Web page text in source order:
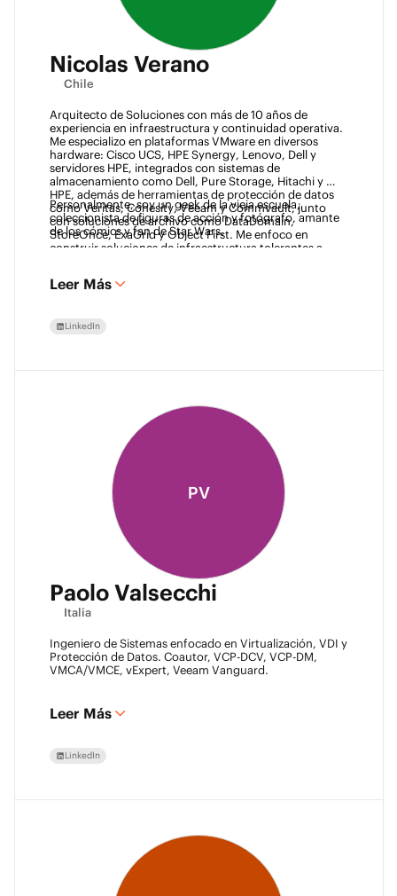
Nicolas Verano
Chile
Arquitecto de Soluciones con más de 10 años de
experiencia en infraestructura y continuidad operativa.
Me especializo en plataformas VMware en diversos
hardware: Cisco UCS, HPE Synergy, Lenovo, Dell y
servidores HPE, integrados con sistemas de
almacenamiento como Dell, Pure Storage, Hitachi y
HPE, además de herramientas de protección de datos
como Veritas, Cohesity, Veeam y Commvault, junto
con soluciones de archivo como DataDomain,
StoreOnce, ExaGrid y Object First. Me enfoco en
construir soluciones de infraestructura tolerantes a
Personalmente, soy un geek de la vieja escuela,
coleccionista de figuras de acción y fotógrafo, amante
de los cómics y fan de Star Wars.
Leer Más
LinkedIn
PV
Paolo Valsecchi
Italia
Ingeniero de Sistemas enfocado en Virtualización, VDI y
Protección de Datos. Coautor, VCP-DCV, VCP-DM,
VMCA/VMCE, vExpert, Veeam Vanguard.
Leer Más
LinkedIn